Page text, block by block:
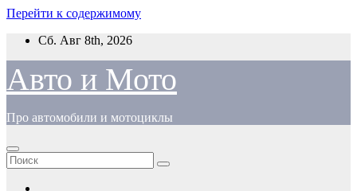
Перейти к содержимому
Сб. Авг 8th, 2026
Авто и Мото
Про автомобили и мотоциклы